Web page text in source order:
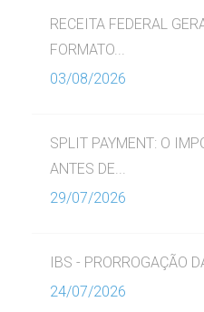
RECEITA FEDERAL
FORMATO...
03/08/2026
SPLIT PAYMENT: O
ANTES DE...
29/07/2026
IBS - PRORROGAÇÃO
24/07/2026